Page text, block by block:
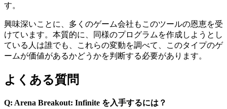
す。
興味深いことに、多くのゲーム会社もこのツールの恩恵を受
けています。本質的に、同様のプログラムを作成しようとし
ている人は誰でも、これらの変動を調べて、このタイプのゲ
ームが価値があるかどうかを判断する必要があります。
よくある質問
Q: Arena Breakout: Infinite を入手するには？